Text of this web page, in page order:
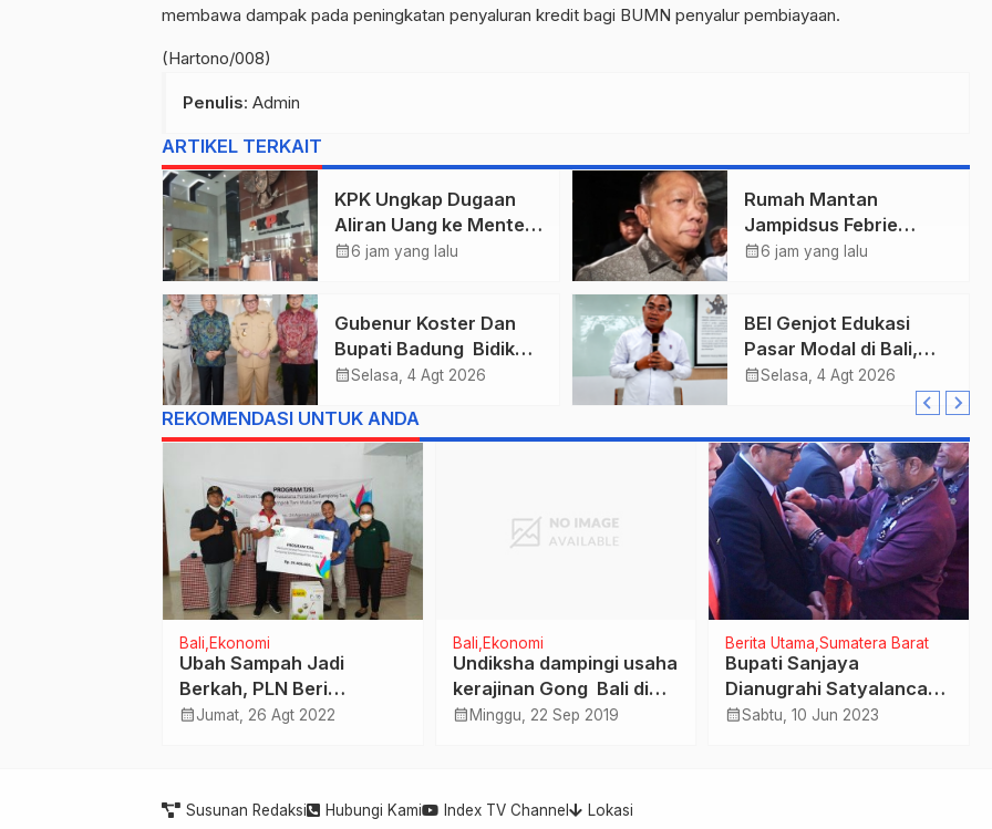
membawa dampak pada peningkatan penyaluran kredit bagi BUMN penyalur pembiayaan.
(Hartono/008)
Penulis: Admin
ARTIKEL TERKAIT
KPK Ungkap Dugaan
Aliran Uang ke Menteri
Kehutanan, Diduga
Kuansing
calendar_month6 jam yang lalu
Rumah Mantan
Jampidsus Febrie
Adriansyah Digeledah
Dugaan TPPU Disita
calendar_month6 jam yang lalu
Gubenur Koster Dan
Bupati Badung Bidik
Obligasi Daerah :
Infrastruktur
calendar_monthSelasa, 4 Agt 2026
BEI Genjot Edukasi
Pasar Modal di Bali,
Obligasi Daerah Dinilai
Pembangunan
calendar_monthSelasa, 4 Agt 2026
REKOMENDASI UNTUK ANDA
Bali Ekonomi
Ubah Sampah Jadi
Berkah, PLN Beri
Bantuan Budidaya
calendar_monthJumat, 26 Agt 2022
Bali Ekonomi
Undiksha dampingi usaha
kerajinan Gong Bali di
Desa Blahbatuh
calendar_month Minggu, 22 Sep 2019
Berita Utama Sumatera Barat
Bupati Sanjaya
Dianugrahi Satyalancana
Wirakarya oleh Presiden
calendar_monthSabtu, 10 Jun 2023
Susunan Redaksi Hubungi Kami Index TV Channel Lokasi